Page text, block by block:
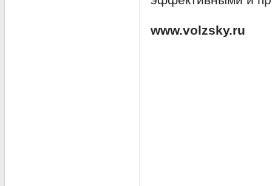
www.volzsky.ru